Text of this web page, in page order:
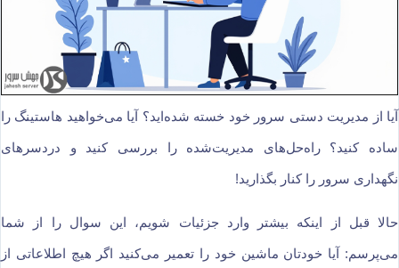
آیا از مدیریت دستی سرور خود خسته شده‌اید؟ آیا می‌خواهید هاستینگ را
ساده کنید؟ راه‌حل‌های مدیریت‌شده را بررسی کنید و دردسرهای
نگهداری سرور را کنار بگذارید!
حالا قبل از اینکه بیشتر وارد جزئیات شویم، این سوال را از شما
می‌پرسم: آیا خودتان ماشین خود را تعمیر می‌کنید اگر هیچ اطلاعاتی از